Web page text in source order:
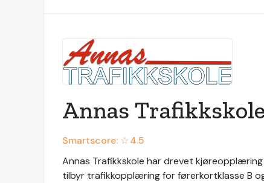
Annas Trafikkskole
Smartscore: ☆4.5
Annas Trafikkskole har drevet kjøreopplæring
tilbyr trafikkopplæring for førerkortklasse B